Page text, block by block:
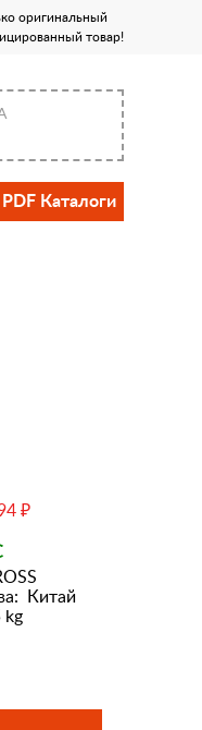
оригинальный
товар!
PDF Каталоги
₽
Китай
kg